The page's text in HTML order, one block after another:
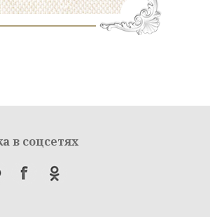
в соцсетях